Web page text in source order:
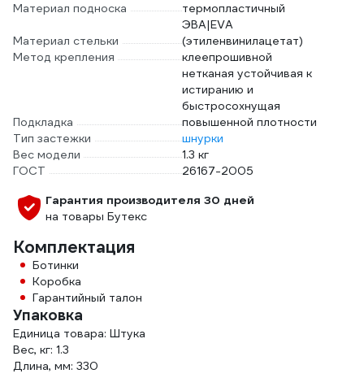
Материал подноска
термопластичный
Материал стельки
ЭВА|EVA
(этиленвинилацетат)
Метод крепления
клеепрошивной
Подкладка
нетканая устойчивая к
истиранию и
быстросохнущая
повышенной плотности
Тип застежки
шнурки
Вес модели
1.3 кг
ГОСТ
26167-2005
Гарантия производителя 30 дней
на товары Бутекс
Комплектация
Ботинки
Коробка
Гарантийный талон
Упаковка
Единица товара: Штука
Вес, кг: 1.3
Длина, мм: 330